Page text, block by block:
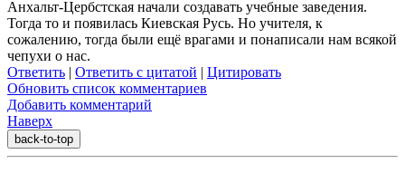
Анхальт-Цербстская начали создавать учебные заведения.
Тогда то и появилась Киевская Русь. Но учителя, к
сожалению, тогда были ещё врагами и понаписали нам всякой
чепухи о нас.
Ответить | Ответить с цитатой | Цитировать
Обновить список комментариев
Добавить комментарий
Наверх
back-to-top